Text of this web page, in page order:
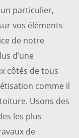
particulier,
vos éléments
de notre
d’une
côtés de tous
comme il
Usons des
les plus
de